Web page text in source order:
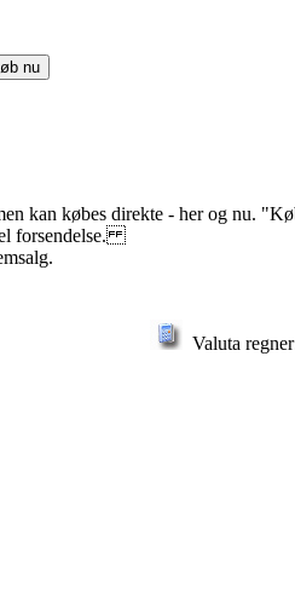
kan købes direkte - her og nu.
forsendelse.
Valuta